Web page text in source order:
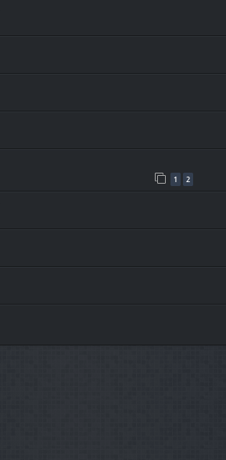
1 2